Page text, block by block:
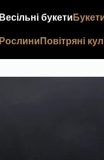
Весільні букети
Рослини Повітряні